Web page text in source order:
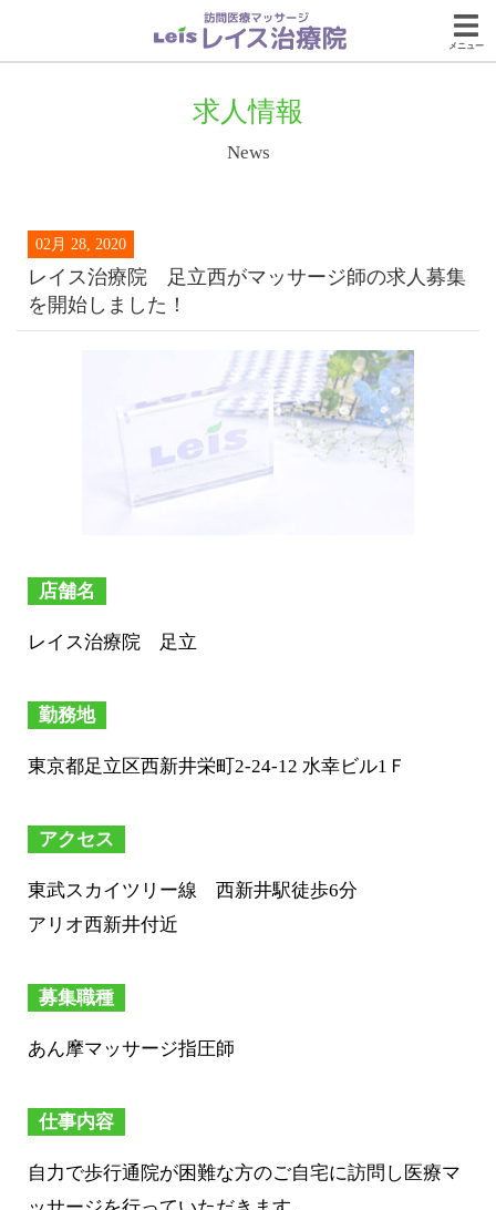
メニュー
求人情報
News
02月 28, 2020
レイス治療院 足立西がマッサージ師の求人募集
を開始しました！
店舗名
レイス治療院 足立
勤務地
東京都足立区西新井栄町2-24-12 水幸ビル1Ｆ
アクセス
東武スカイツリー線 西新井駅徒歩6分
アリオ西新井付近
募集職種
あん摩マッサージ指圧師
仕事内容
自力で歩行通院が困難な方のご自宅に訪問し医療マ